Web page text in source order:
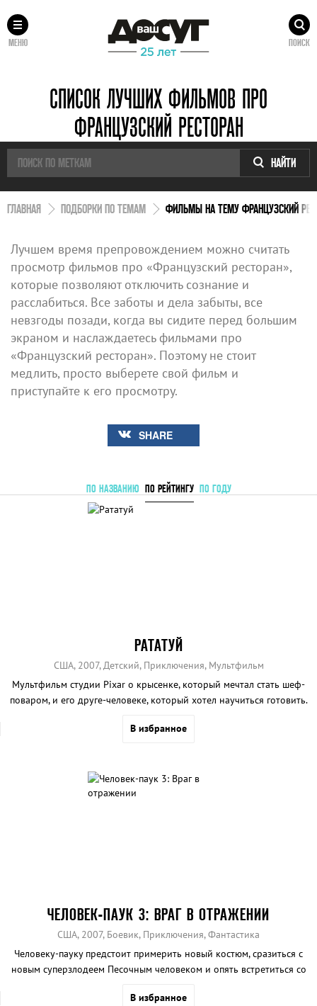
МЕНЮ ПОИСК
СПИСОК ЛУЧШИХ ФИЛЬМОВ ПРО
ФРАНЦУЗСКИЙ РЕСТОРАН
НАЙТИ
ГЛАВНАЯ ПОДБОРКИ ПО ТЕМАМ ФИЛЬМЫ НА ТЕМУ ФРАНЦУЗСКИЙ
Лучшем время препровождением можно считать
просмотр фильмов про «Французский ресторан»,
которые позволяют отключить сознание и
расслабиться. Все заботы и дела забыты, все
невзгоды позади, когда вы сидите перед большим
экраном и наслаждаетесь фильмами про
«Французский ресторан». Поэтому не стоит
медлить, просто выберете свой фильм и
приступайте к его просмотру.
SHARE
ПО НАЗВАНИЮ ПО РЕЙТИНГУ ПО ГОДУ
РАТАТУЙ
США, 2007, Детский, Приключения, Мультфильм
Мультфильм студии Pixar о крысенке, который мечтал стать шеф-
поваром, и его друге-человеке, который хотел научиться готовить.
В избранное
ЧЕЛОВЕК-ПАУК 3: ВРАГ В ОТРАЖЕНИИ
США, 2007, Боевик, Приключения, Фантастика
Человеку-пауку предстоит примерить новый костюм, сразиться с
новым суперзлодеем Песочным человеком и опять встретиться со
В избранное